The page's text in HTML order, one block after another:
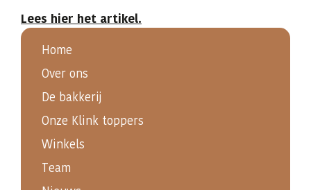
Home
Over ons
De bakkerij
Onze Klink toppers
Winkels
Team
Lees hier het artikel.